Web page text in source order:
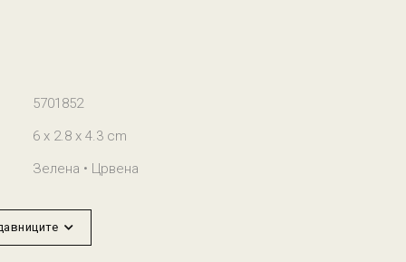
5701852
6 x 2.8 x 4.3 cm
Зелена • Црвена